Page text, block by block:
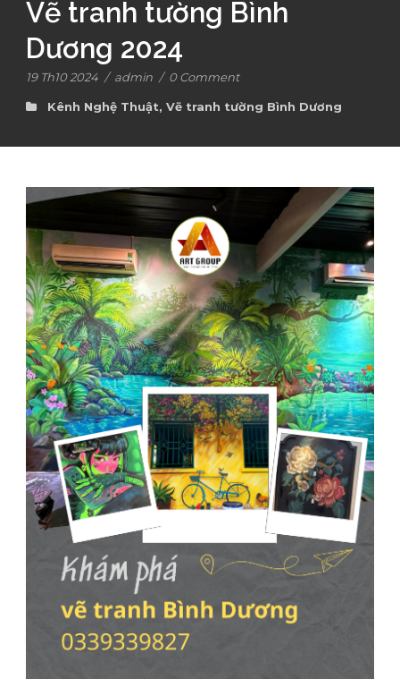
Vẽ tranh tường Bình
Dương 2024
19 Th10 2024 / admin / 0 Comment
Kênh Nghệ Thuật, Vẽ tranh tường Bình Dương